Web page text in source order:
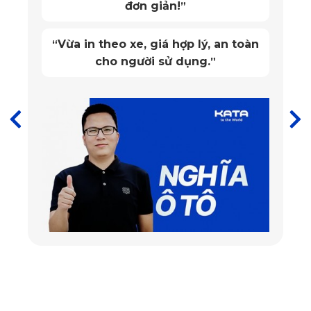
2.1. Thiết kế riêng cho Hongqi H9
thước, hình dáng và bố trí ghế ngồi của Hongqi H9. Nhờ đó,
thảm phủ khít toàn bộ mặt sàn, không xô lệch trong quá trình
sử dụng, tạo nên vẻ liền mạch và tinh tế cho nội thất.
2.2. Chất liệu cao cấp, an toàn
Thảm ô tô 360 độ KATA được làm từ da PU với lớp phủ
đơn giản!”
“Vừa in theo xe, giá hợp lý, an toàn
cho người sử dụng.”